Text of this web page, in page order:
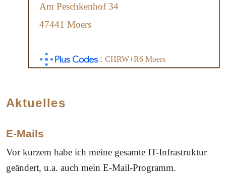
Am Peschkenhof 34
47441 Moers
:CHRW+R6 Moers
Aktuelles
E-Mails
Vor kurzem habe ich meine gesamte IT-Infrastruktur
geändert, u.a. auch mein E-Mail-Programm.